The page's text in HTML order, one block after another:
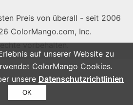
auf unserer Website zu
ColorMango Cookies.
unsere Datenschutzrichtlinien
OK
Preis von überall - seit 2006
ColorMango.com, Inc.
vorbehalten.